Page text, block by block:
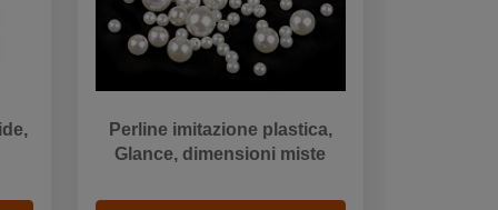
Perline imitazione plastica,
Glance, dimensioni miste